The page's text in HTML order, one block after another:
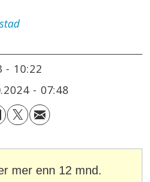
- 10:22
- 07:48
mer enn 12 mnd.